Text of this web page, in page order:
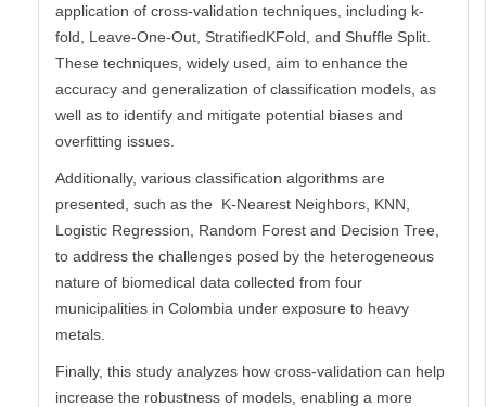
application of cross-validation techniques, including k-
fold, Leave-One-Out, StratifiedKFold, and Shuffle Split.
These techniques, widely used, aim to enhance the
accuracy and generalization of classification models, as
well as to identify and mitigate potential biases and
overfitting issues.
Additionally, various classification algorithms are
presented, such as the K-Nearest Neighbors, KNN,
Logistic Regression, Random Forest and Decision Tree,
to address the challenges posed by the heterogeneous
nature of biomedical data collected from four
municipalities in Colombia under exposure to heavy
metals.
Finally, this study analyzes how cross-validation can help
increase the robustness of models, enabling a more